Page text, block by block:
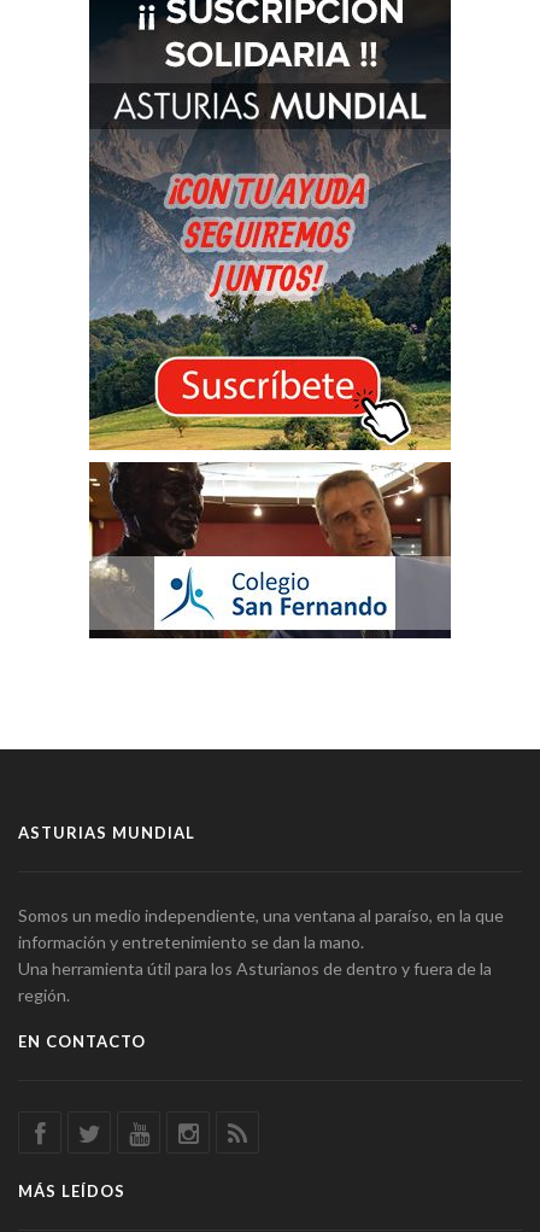
ASTURIAS MUNDIAL
Somos un medio independiente, una ventana al paraíso, en la que
información y entretenimiento se dan la mano.
Una herramienta útil para los Asturianos de dentro y fuera de la
región.
EN CONTACTO
MÁS LEÍDOS